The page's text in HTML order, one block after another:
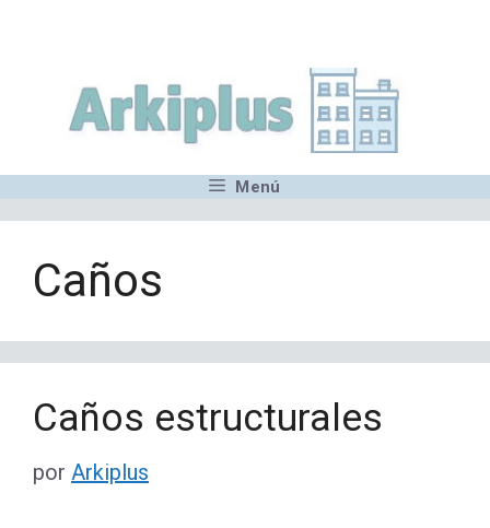
contenido
Menú
Caños
Caños estructurales
por Arkiplus